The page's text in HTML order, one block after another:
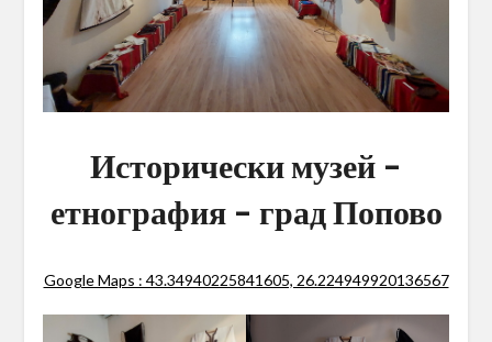
Исторически музей –
етнография – град Попово
Google Maps : 43.34940225841605, 26.224949920136567